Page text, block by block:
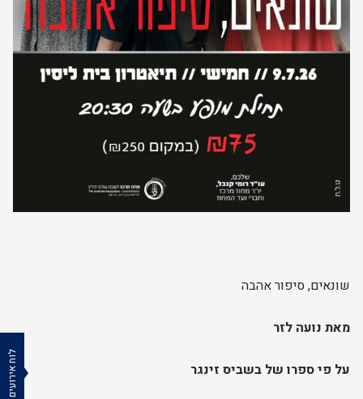
שונאים, סיפור אהבה
מאת נועה לזר
על פי ספרו של בשביס זינגר לוח אירועים